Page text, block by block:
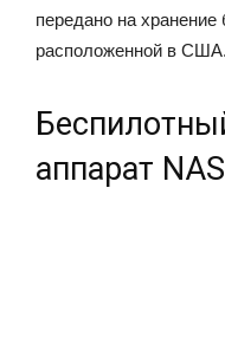
передано на
расположенной в США.
аппарат